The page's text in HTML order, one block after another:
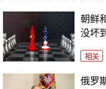
朝鲜
没坏
相关
俄罗